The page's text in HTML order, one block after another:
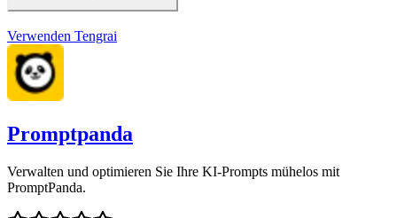
Verwenden Tengrai
Promptpanda
Verwalten und optimieren Sie Ihre KI-Prompts mühelos mit
PromptPanda.